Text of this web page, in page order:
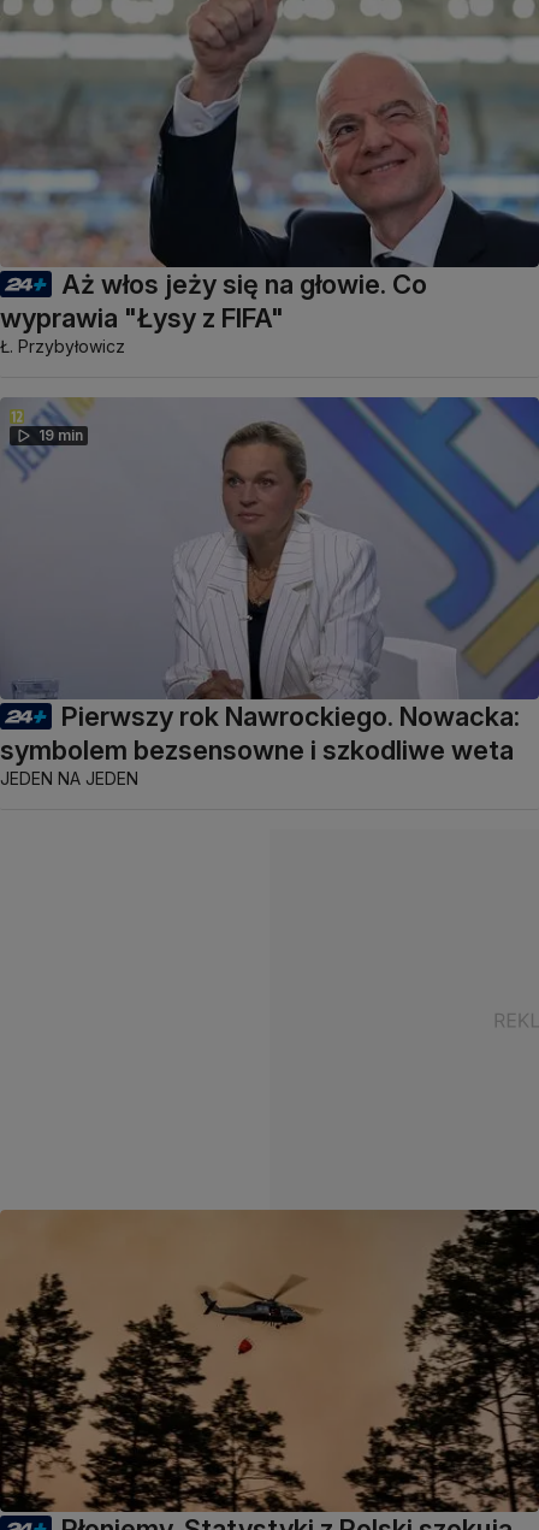
Aż włos jeży się na głowie. Co
wyprawia "Łysy z FIFA"
Ł. Przybyłowicz
19 min
Pierwszy rok Nawrockiego. Nowacka:
symbolem bezsensowne i szkodliwe weta
JEDEN NA JEDEN